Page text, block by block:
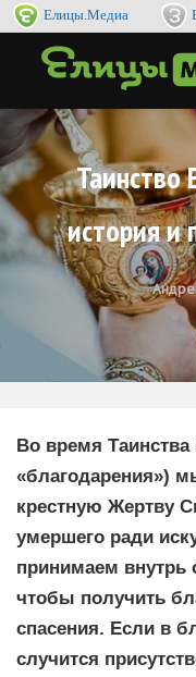
Елицы.Медиа
Таинство
история и
Во время Таинства
«благодарения»)
крестную Жертву
умершего ради
принимаем внутрь
чтобы получить
спасения. Если в
случится